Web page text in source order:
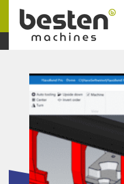
Naar hoofdinhoud